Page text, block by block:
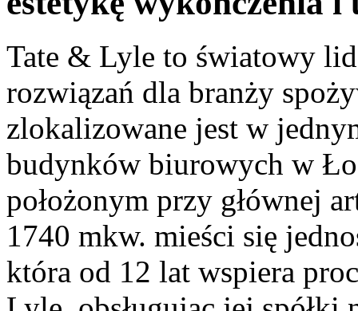
Tate & Lyle to światowy
rozwiązań dla branży
zlokalizowane jest w
budynków biurowych w
położonym przy głównej
1740 mkw. mieści się
która od 12 lat wspiera